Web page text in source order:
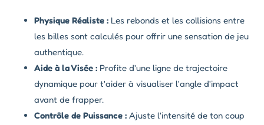
Physique Réaliste : Les rebonds et les collisions entre
les billes sont calculés pour offrir une sensation de jeu
authentique.
Aide à la Visée : Profite d'une ligne de trajectoire
dynamique pour t'aider à visualiser l'angle d'impact
avant de frapper.
Contrôle de Puissance : Ajuste l'intensité de ton coup